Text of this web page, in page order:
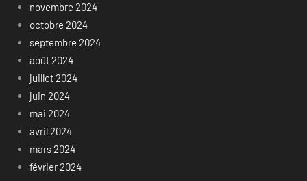
novembre 2024
octobre 2024
septembre 2024
août 2024
juillet 2024
juin 2024
mai 2024
avril 2024
mars 2024
février 2024